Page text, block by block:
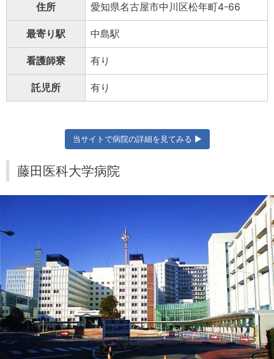
住所 愛知県名古屋市中川区松年町4-66
最寄り駅 中島駅
看護師寮 有り
託児所 有り
当サイトで病院の詳細を見てみる ▶
藤田医科大学病院